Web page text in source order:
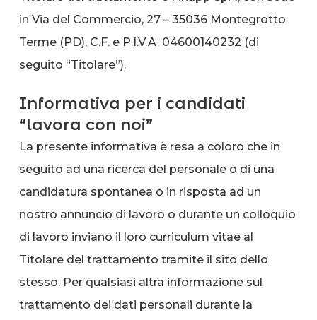
in Via del Commercio, 27 – 35036 Montegrotto
Terme (PD), C.F. e P.I.V.A. 04600140232 (di
seguito “Titolare”).
Informativa per i candidati
“lavora con noi”
La presente informativa è resa a coloro che in
seguito ad una ricerca del personale o di una
candidatura spontanea o in risposta ad un
nostro annuncio di lavoro o durante un colloquio
di lavoro inviano il loro curriculum vitae al
Titolare del trattamento tramite il sito dello
stesso. Per qualsiasi altra informazione sul
trattamento dei dati personali durante la